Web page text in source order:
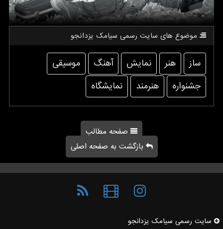
موضوع های سایت رسمی سیامك یزدانجو
ساز هنر نمایش آهنگ
موسیقی
جشنواره
هنرمند نمایشگاه
صفحه مطالب
بازگشت به صفحه اصلی
سایت رسمی سیامك یزدانجو